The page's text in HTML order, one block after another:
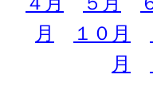
月
１０月
月